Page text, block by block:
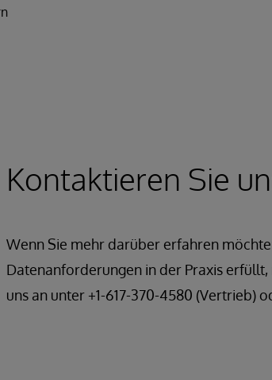
Kontaktieren Sie
Wenn Sie mehr darüber erfahren
Datenanforderungen in der Praxis
uns an unter +1-617-370-4580 (Vertrieb)